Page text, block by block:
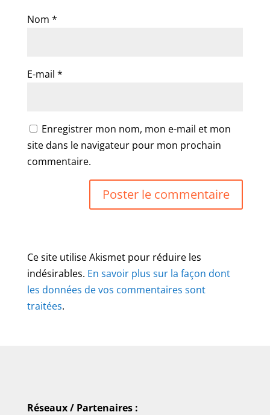
Nom *
E-mail *
Enregistrer mon nom, mon e-mail et mon
site dans le navigateur pour mon prochain
commentaire.
Ce site utilise Akismet pour réduire les
indésirables. En savoir plus sur la façon dont
les données de vos commentaires sont
traitées.
Réseaux / Partenaires :